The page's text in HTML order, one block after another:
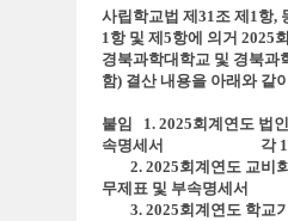
사립학교법 제31조 제1항,
1항 및 제5항에 의거 2025
경북과학대학교 및 경북과
함) 결산 내용을 아래와 같
붙임 1. 2025회계연도 법
속명세서 각 1
2. 2025회계연도 교비
무제표 및 부속명세서
3. 2025회계연도 학교